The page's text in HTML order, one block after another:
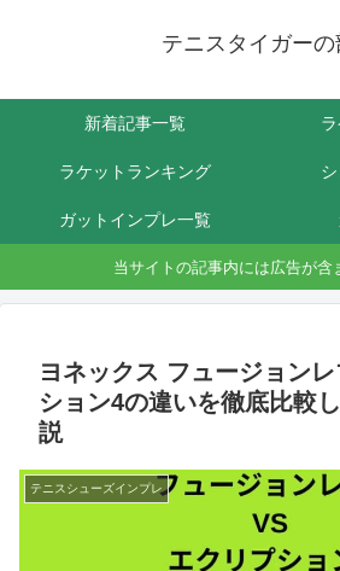
テニスタイガーの
新着記事一覧
ラケットランキング
ガットインプレ一覧
当サイトの記事内には広告が含
ヨネックス フュージョン
ション4の違いを徹底比較
説
テニスシューズインプレ